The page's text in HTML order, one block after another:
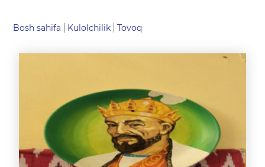
Bosh sahifa Kulolchilik Tovoq